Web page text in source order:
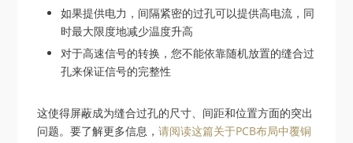
如果提供电力，间隔紧密的过孔可以提供高电流，同
时最大限度地减少温度升高
对于高速信号的转换，您不能依靠随机放置的缝合过
孔来保证信号的完整性
这使得屏蔽成为缝合过孔的尺寸、间距和位置方面的突出
问题。要了解更多信息，请阅读这篇关于PCB布局中覆铜